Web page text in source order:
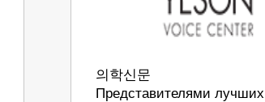
의학신문
Представителями лучших